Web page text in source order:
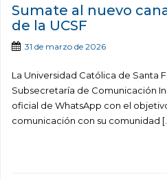
Sumate al nuevo
de la UCSF
31 de marzo de 2026
La Universidad Católica de Santa
Subsecretaría de Comunicación
oficial de WhatsApp con el
comunicación con su comunidad